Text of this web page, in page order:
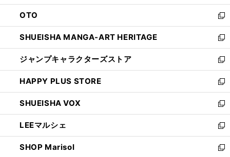
ウ
で
開
く
ン
ド
ウ
で
開
く
OTO
新
し
い
ウ
ィ
ン
ド
ウ
で
開
く
SHUEISHA MANGA-ART HERITAGE
新
し
い
ウ
ィ
ン
ド
ウ
で
開
く
ジャンプキャラクターズストア
新
し
い
ウ
ィ
ン
ド
ウ
で
HAPPY PLUS STORE
新
し
い
ウ
ィ
ン
ド
SHUEISHA VOX
新
し
い
ウ
ィ
LEEマルシェ
新
し
い
SHOP Marisol
新